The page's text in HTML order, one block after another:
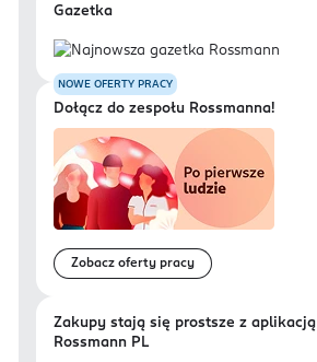
Gazetka
NOWE OFERTY PRACY
Dołącz do zespołu Rossmanna!
Zobacz oferty pracy
Zakupy stają się prostsze z aplikacją
Rossmann PL